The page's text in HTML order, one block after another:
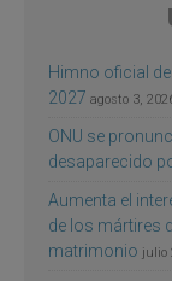
Himno oficial
2027 agosto 3,
ONU se
desaparecido
Aumenta el
de los mártires
matrimonio julio